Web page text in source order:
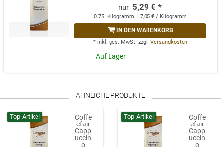
5,29 € *
0.75 Kilogramm | 7,05 € / Kilogramm
IN DEN WARENKORB
* inkl. ges. MwSt. zzgl. Versandkosten
Auf Lager
ÄHNLICHE PRODUKTE
Top-Artikel
Coffe
efair
Capp
uccin
o
Top-Artikel
Coffe
efair
Capp
uccin
o